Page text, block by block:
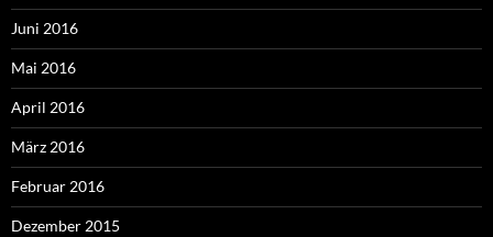
Juni 2016
Mai 2016
April 2016
März 2016
Februar 2016
Dezember 2015